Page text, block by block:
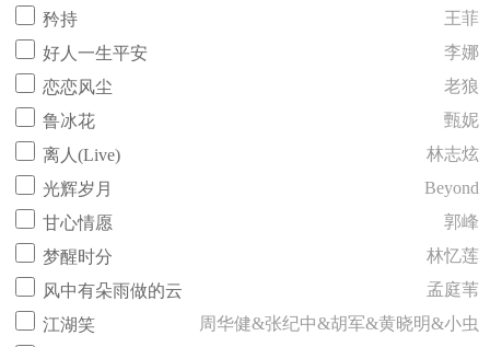
矜持
王菲
好人一生平安
李娜
恋恋风尘
老狼
鲁冰花
甄妮
离人(Live)
林志炫
光辉岁月
Beyond
甘心情愿
郭峰
梦醒时分
林忆莲
风中有朵雨做的云
孟庭苇
江湖笑
周华健&张纪中&胡军&黄晓明&小虫